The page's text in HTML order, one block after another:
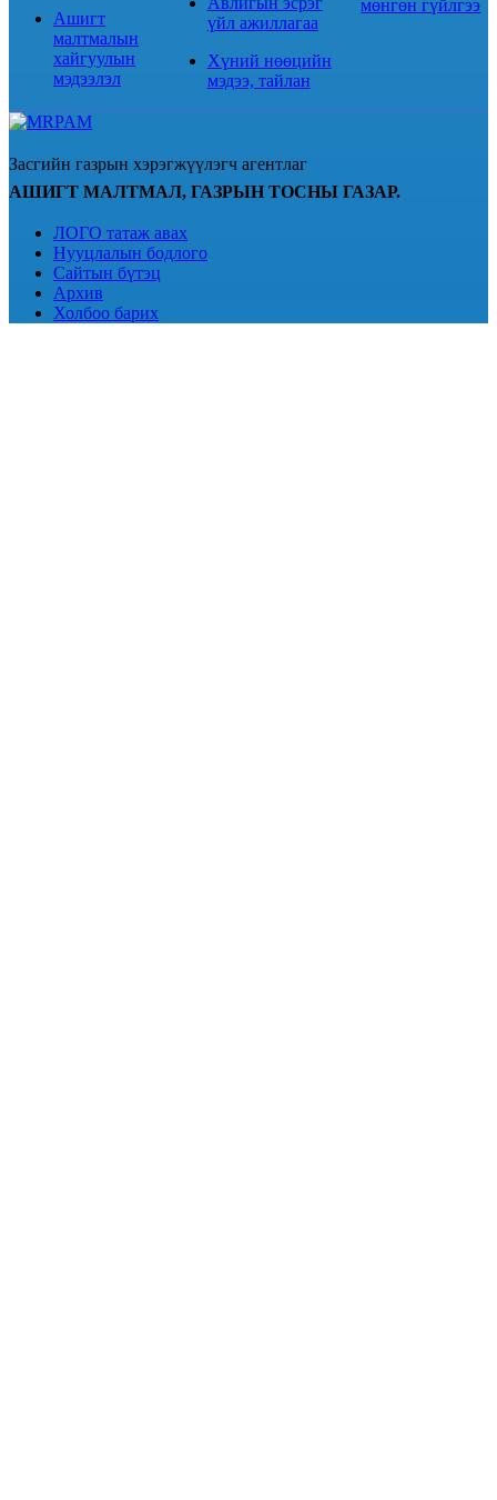
Ашигт
малтмалын
хайгуулын
мэдээлэл
үйл ажиллагаа
Хүний нөөцийн
мэдээ, тайлан
мөнгөн гүйлгээ
Засгийн газрын хэрэгжүүлэгч агентлаг
АШИГТ МАЛТМАЛ, ГАЗРЫН ТОСНЫ ГАЗАР.
ЛОГО татаж авах
Нууцлалын бодлого
Сайтын бүтэц
Архив
Холбоо барих